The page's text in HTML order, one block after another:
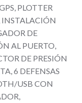
PLOTTER
DE
AL PUERTO,
DE PRESIÓN
6 DEFENSAS
USB CON